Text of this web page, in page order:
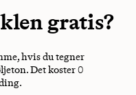
gratis?
hvis du tegner
Det koster 0